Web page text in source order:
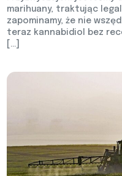
marihuany, traktując
zapominamy, że nie
teraz kannabidiol bez
[…]